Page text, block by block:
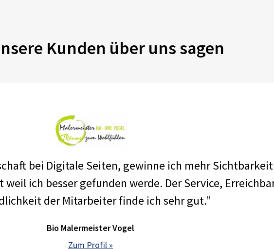
Kunden über uns sagen
bei Digitale Seiten, gewinne ich mehr
ich besser gefunden werde. Der Service,
der Mitarbeiter finde ich sehr gut.”
Bio Malermeister Vogel
Zum Profil »